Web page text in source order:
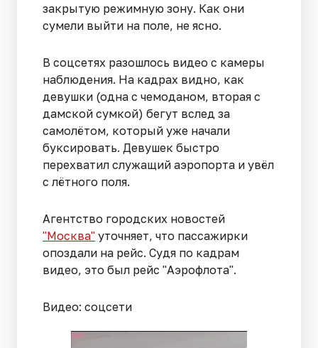
закрытую режимную зону. Как они
сумели выйти на поле, не ясно.
В соцсетях разошлось видео с камеры
наблюдения. На кадрах видно, как
девушки (одна с чемоданом, вторая с
дамской сумкой) бегут вслед за
самолётом, который уже начали
буксировать. Девушек быстро
перехватил служащий аэропорта и увёл
с лётного поля.
Агентство городских новостей
"Москва" уточняет, что пассажирки
опоздали на рейс. Судя по кадрам
видео, это был рейс "Аэрофлота".
Видео: соцсети